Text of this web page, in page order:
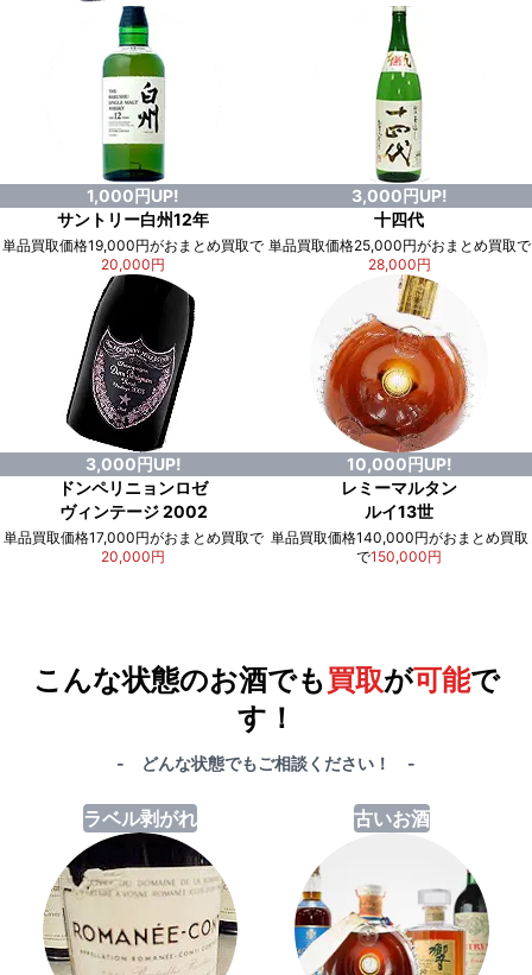
1,000円UP!
サントリー白州12年
単品買取価格19,000円がおまとめ買取で
20,000円
3,000円UP!
十四代
単品買取価格25,000円がおまとめ買取で
28,000円
3,000円UP!
ドンペリニョンロゼ
ヴィンテージ 2002
単品買取価格17,000円がおまとめ買取で
20,000円
10,000円UP!
レミーマルタン
ルイ13世
単品買取価格140,000円がおまとめ買取
で150,000円
こんな状態のお酒でも買取が可能で
す！
- どんな状態でもご相談ください！ -
ラベル剥がれ 古いお酒